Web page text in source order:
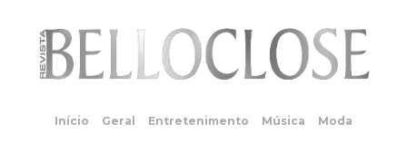
Início Geral Entretenimento Música Moda